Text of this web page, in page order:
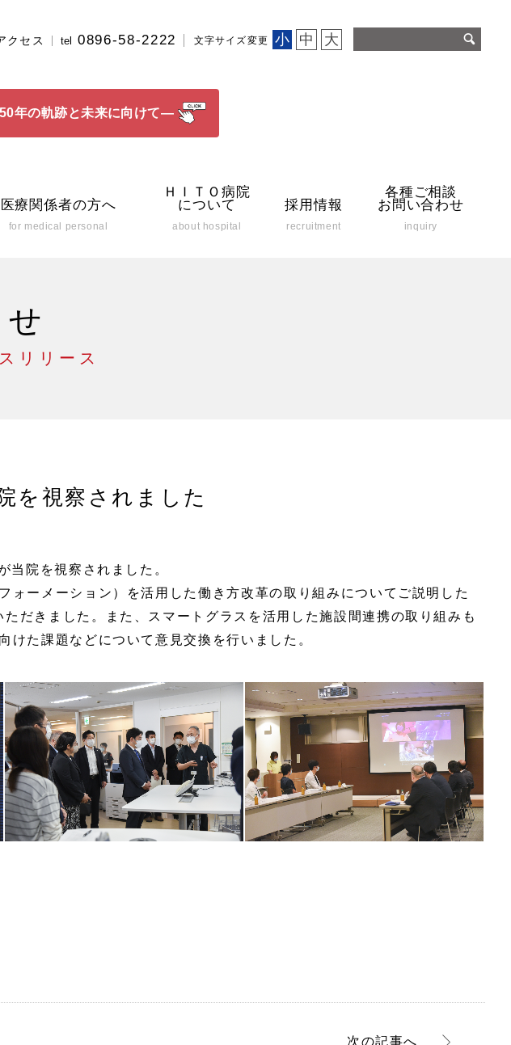
クセス tel 0896-58-2222 文字サイズ変更 小 中 大
年の軌跡と未来に向けて―
医療関係者の方へ
for medical personal
ＨＩＴＯ病院
について
about hospital
採用情報
recruitment
各種ご相談
お問い合わせ
inquiry
リリース
を視察されました
当院を視察されました。
ォーメーション）を活用した働き方改革の取り組みについてご説明した
だきました。また、スマートグラスを活用した施設間連携の取り組みも
けた課題などについて意見交換を行いました。
次の記事へ